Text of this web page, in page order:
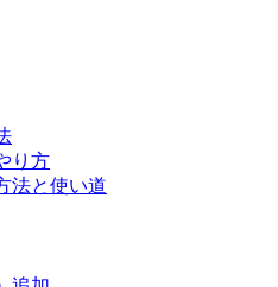
り方
法と使い道